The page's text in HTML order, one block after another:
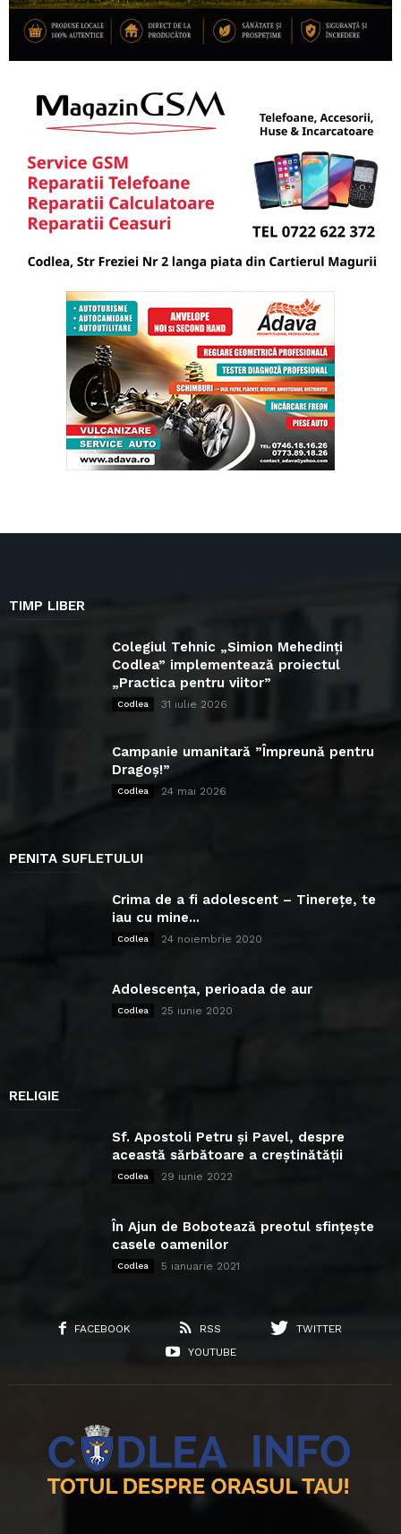
TIMP LIBER
Colegiul Tehnic „Simion Mehedinți
Codlea” implementează proiectul
„Practica pentru viitor”
Codlea 31 iulie 2026
Campanie umanitară ”Împreună pentru
Dragoș!”
Codlea 24 mai 2026
PENITA SUFLETULUI
Crima de a fi adolescent – Tinerețe, te
iau cu mine...
Codlea 24 noiembrie 2020
Adolescența, perioada de aur
Codlea 25 iunie 2020
RELIGIE
Sf. Apostoli Petru și Pavel, despre
această sărbătoare a creștinătății
Codlea 29 iunie 2022
În Ajun de Bobotează preotul sfințește
casele oamenilor
Codlea 5 ianuarie 2021
FACEBOOK RSS
TWITTER
YOUTUBE